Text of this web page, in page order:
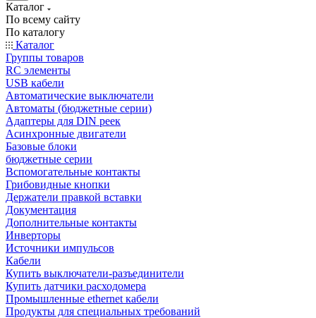
Каталог
По всему сайту
По каталогу
Каталог
Группы товаров
RC элементы
USB кабели
Автоматические выключатели
Автоматы (бюджетные серии)
Адаптеры для DIN реек
Асинхронные двигатели
Базовые блоки
бюджетные серии
Вспомогательные контакты
Грибовидные кнопки
Держатели правкой вставки
Документация
Дополнительные контакты
Инверторы
Источники импульсов
Кабели
Купить выключатели-разъединители
Купить датчики расходомера
Промышленные ethernet кабели
Продукты для специальных требований